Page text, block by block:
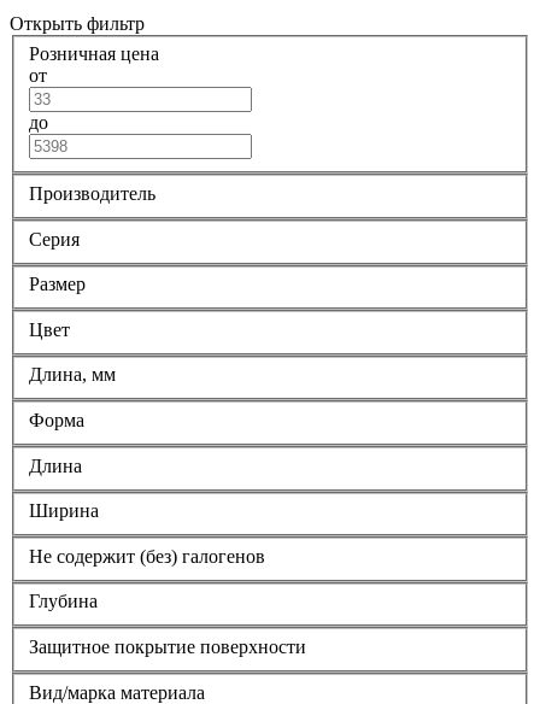
Открыть фильтр
Розничная цена
от
до
Производитель
Серия
Размер
Цвет
Длина, мм
Форма
Длина
Ширина
Не содержит (без) галогенов
Глубина
Защитное покрытие поверхности
Вид/марка материала